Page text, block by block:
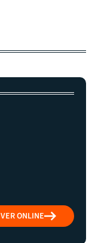
VER ONLINE